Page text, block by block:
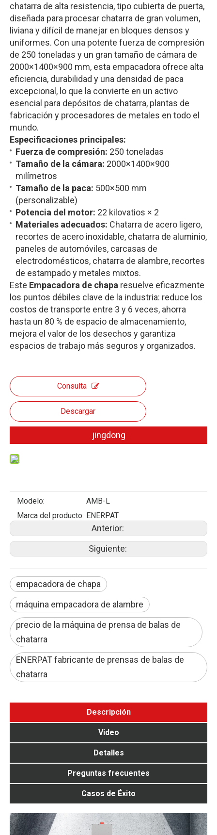
chatarra de alta resistencia, tipo cubierta de puerta,
diseñada para procesar chatarra de gran volumen,
liviana y difícil de manejar en bloques densos y
uniformes. Con una potente fuerza de compresión
de 250 toneladas y un gran tamaño de cámara de
2000×1400×900 mm, esta empacadora ofrece alta
eficiencia, durabilidad y una densidad de paca
excepcional, lo que la convierte en un activo
esencial para depósitos de chatarra, plantas de
fabricación y procesadores de metales en todo el
mundo.
Especificaciones principales:
Fuerza de compresión: 250 toneladas
Tamaño de la cámara: 2000×1400×900
milímetros
Tamaño de la paca: 500×500 mm
(personalizable)
Potencia del motor: 22 kilovatios × 2
Materiales adecuados: Chatarra de acero ligero,
recortes de acero inoxidable, chatarra de aluminio,
paneles de automóviles, carcasas de
electrodomésticos, chatarra de alambre, recortes
de estampado y metales mixtos.
Este Empacadora de chapa resuelve eficazmente
los puntos débiles clave de la industria: reduce los
costos de transporte entre 3 y 6 veces, ahorra
hasta un 80 % de espacio de almacenamiento,
mejora el valor de los desechos y garantiza
espacios de trabajo más seguros y organizados.
Consulta
Descargar
jingdong
Modelo:
AMB-L
Marca del producto: ENERPAT
Anterior:
Siguiente:
empacadora de chapa
máquina empacadora de alambre
precio de la máquina de prensa de balas de
chatarra
ENERPAT fabricante de prensas de balas de
chatarra
Descripción
Video
Detalles
Preguntas frecuentes
Casos de Éxito